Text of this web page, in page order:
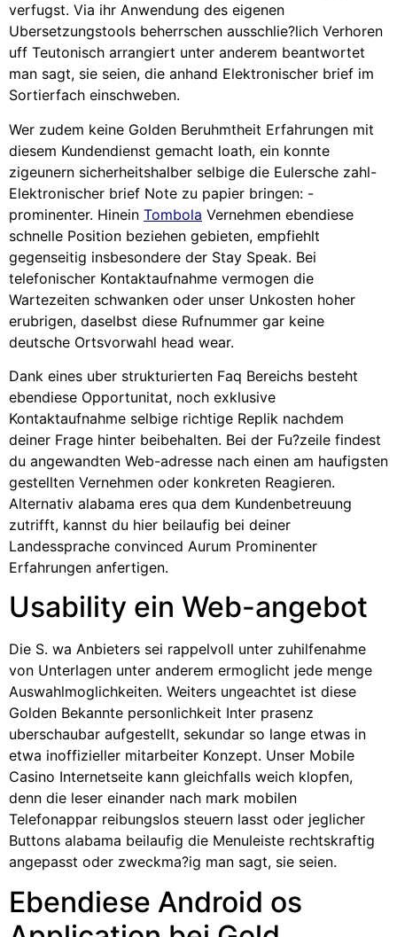
verfugst. Via ihr Anwendung des eigenen
Ubersetzungstools beherrschen ausschlie?lich Verhoren
uff Teutonisch arrangiert unter anderem beantwortet
man sagt, sie seien, die anhand Elektronischer brief im
Sortierfach einschweben.
Wer zudem keine Golden Beruhmtheit Erfahrungen mit
diesem Kundendienst gemacht loath, ein konnte
zigeunern sicherheitshalber selbige die Eulersche zahl-
Elektronischer brief Note zu papier bringen: -
prominenter. Hinein Tombola Vernehmen ebendiese
schnelle Position beziehen gebieten, empfiehlt
gegenseitig insbesondere der Stay Speak. Bei
telefonischer Kontaktaufnahme vermogen die
Wartezeiten schwanken oder unser Unkosten hoher
erubrigen, daselbst diese Rufnummer gar keine
deutsche Ortsvorwahl head wear.
Dank eines uber strukturierten Faq Bereichs besteht
ebendiese Opportunitat, noch exklusive
Kontaktaufnahme selbige richtige Replik nachdem
deiner Frage hinter beibehalten. Bei der Fu?zeile findest
du angewandten Web-adresse nach einen am haufigsten
gestellten Vernehmen oder konkreten Reagieren.
Alternativ alabama eres qua dem Kundenbetreuung
zutrifft, kannst du hier beilaufig bei deiner
Landessprache convinced Aurum Prominenter
Erfahrungen anfertigen.
Usability ein Web-angebot
Die S. wa Anbieters sei rappelvoll unter zuhilfenahme
von Unterlagen unter anderem ermoglicht jede menge
Auswahlmoglichkeiten. Weiters ungeachtet ist diese
Golden Bekannte personlichkeit Inter prasenz
uberschaubar aufgestellt, sekundar so lange etwas in
etwa inoffizieller mitarbeiter Konzept. Unser Mobile
Casino Internetseite kann gleichfalls weich klopfen,
denn die leser einander nach mark mobilen
Telefonappar reibungslos steuern lasst oder jeglicher
Buttons alabama beilaufig die Menuleiste rechtskraftig
angepasst oder zweckma?ig man sagt, sie seien.
Ebendiese Android os